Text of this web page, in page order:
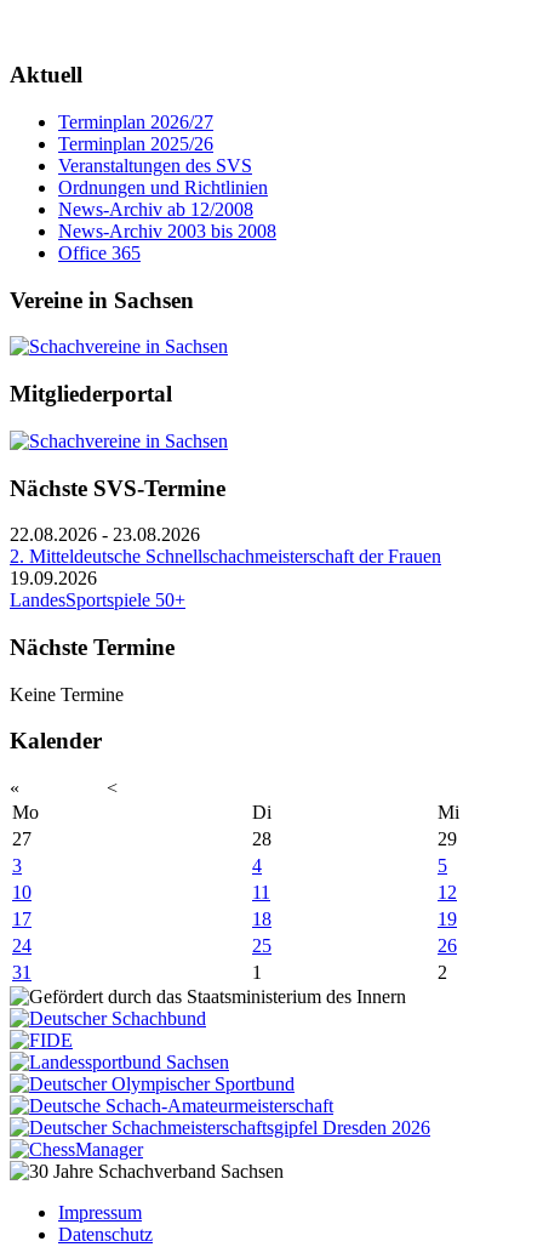
Aktuell
Terminplan 2026/27
Terminplan 2025/26
Veranstaltungen des SVS
Ordnungen und Richtlinien
News-Archiv ab 12/2008
News-Archiv 2003 bis 2008
Office 365
Vereine in Sachsen
Mitgliederportal
Nächste SVS-Termine
22.08.2026 - 23.08.2026
2. Mitteldeutsche Schnellschachmeisterschaft der Frauen
19.09.2026
LandesSportspiele 50+
Nächste Termine
Keine Termine
Kalender
«
<
Mo
Di
Mi
27
28
29
3
4
5
10
11
12
17
18
19
24
25
26
31
1 2
Impressum
Datenschutz